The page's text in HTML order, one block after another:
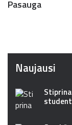
Pasauga
Naujausi